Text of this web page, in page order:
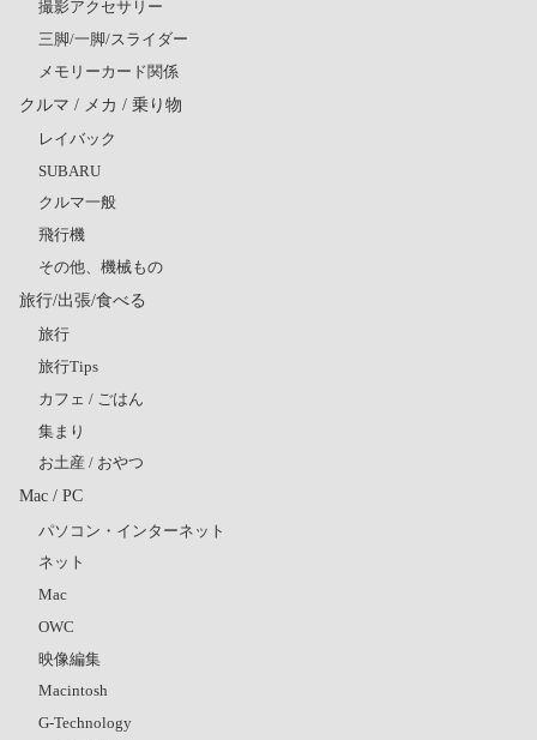
撮影アクセサリー
三脚/一脚/スライダー
メモリーカード関係
クルマ / メカ / 乗り物
レイバック
SUBARU
クルマ一般
飛行機
その他、機械もの
旅行/出張/食べる
旅行
旅行Tips
カフェ / ごはん
集まり
お土産 / おやつ
Mac / PC
パソコン・インターネット
ネット
Mac
OWC
映像編集
Macintosh
G-Technology